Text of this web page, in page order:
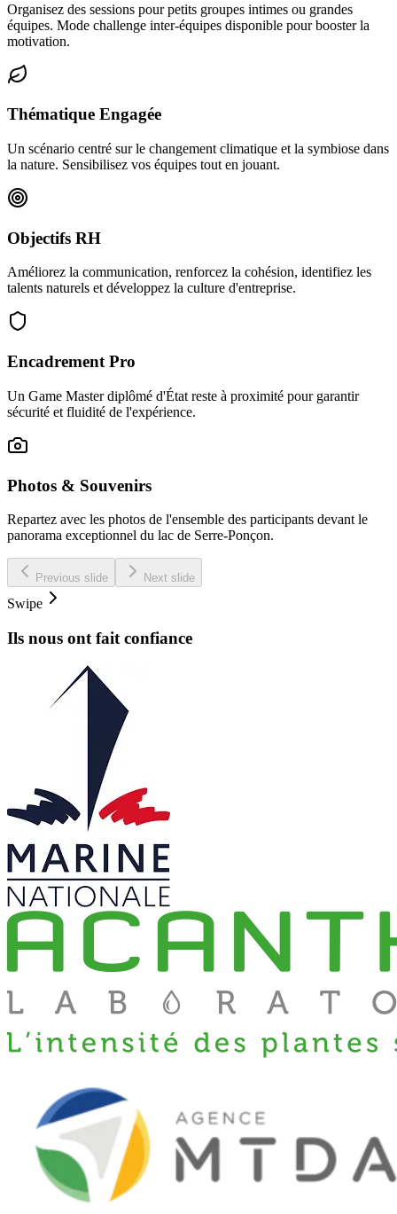
Organisez des sessions pour petits groupes intimes ou grandes
équipes. Mode challenge inter-équipes disponible pour booster la
motivation.
Thématique Engagée
Un scénario centré sur le changement climatique et la symbiose dans
la nature. Sensibilisez vos équipes tout en jouant.
Objectifs RH
Améliorez la communication, renforcez la cohésion, identifiez les
talents naturels et développez la culture d'entreprise.
Encadrement Pro
Un Game Master diplômé d'État reste à proximité pour garantir
sécurité et fluidité de l'expérience.
Photos & Souvenirs
Repartez avec les photos de l'ensemble des participants devant le
panorama exceptionnel du lac de Serre-Ponçon.
Previous slide Next slide
Swipe
Ils nous ont fait confiance